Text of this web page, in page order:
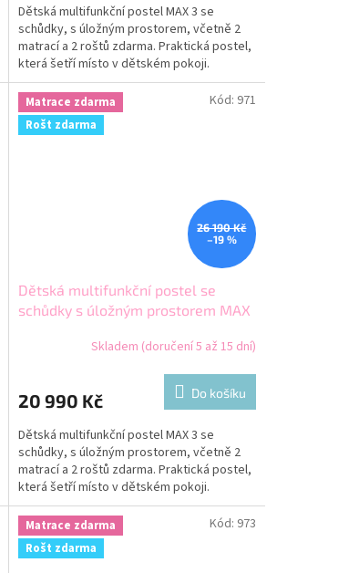
Dětská multifunkční postel MAX 3 se
schůdky, s úložným prostorem, včetně 2
matrací a 2 roštů zdarma. Praktická postel,
která šetří místo v dětském pokoji.
Matrace zdarma
Rošt zdarma
26 190 Kč
–19 %
Dětská multifunkční postel se
schůdky s úložným prostorem MAX
Skladem (doručení 5 až 15 dní)
20 990 Kč Do košíku
Dětská multifunkční postel MAX 3 se
schůdky, s úložným prostorem, včetně 2
matrací a 2 roštů zdarma. Praktická postel,
která šetří místo v dětském pokoji.
Kód: 971
Matrace zdarma
Rošt zdarma
Kód: 973